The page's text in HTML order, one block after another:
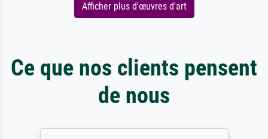
Afficher plus d'œuvres d'art
Ce que nos clients pensent
de nous